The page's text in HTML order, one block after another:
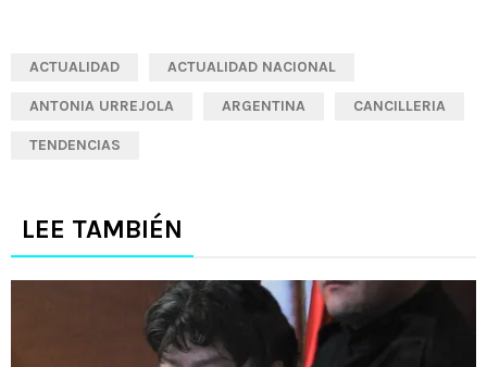
ACTUALIDAD ACTUALIDAD NACIONAL
ANTONIA URREJOLA ARGENTINA CANCILLERIA
TENDENCIAS
LEE TAMBIÉN